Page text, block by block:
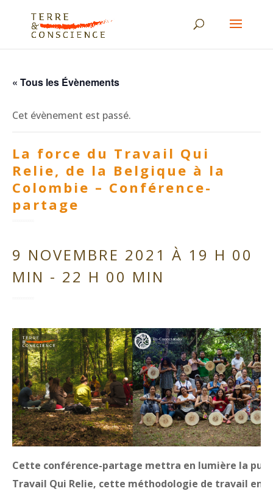
« Tous les Évènements
Cet évènement est passé.
La force du Travail Qui
Relie, de la Belgique à la
Colombie – Conférence-
partage
9 NOVEMBRE 2021 À 19 H 00
MIN - 22 H 00 MIN
Cette conférence-partage mettra en lumière la
Travail Qui Relie, cette méthodologie de travail en